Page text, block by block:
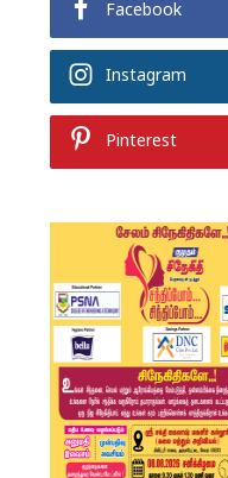
Facebook
Instagram
Pinterest